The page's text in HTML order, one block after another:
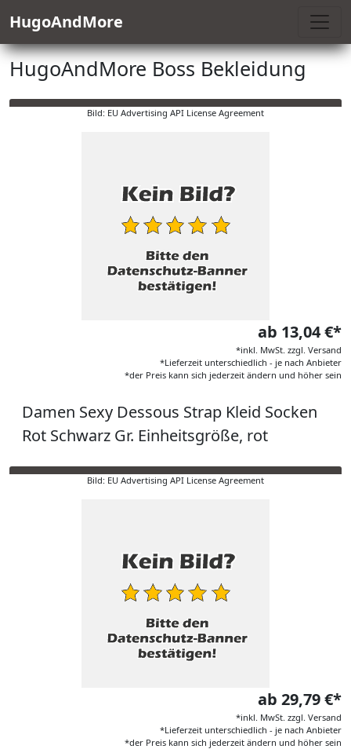
HugoAndMore
HugoAndMore Boss Bekleidung
Bild: EU Advertising API License Agreement
ab 13,04 €*
*inkl. MwSt. zzgl. Versand
*Lieferzeit unterschiedlich - je nach Anbieter
*der Preis kann sich jederzeit ändern und höher sein
Damen Sexy Dessous Strap Kleid Socken
Rot Schwarz Gr. Einheitsgröße, rot
Bild: EU Advertising API License Agreement
ab 29,79 €*
*inkl. MwSt. zzgl. Versand
*Lieferzeit unterschiedlich - je nach Anbieter
*der Preis kann sich jederzeit ändern und höher sein